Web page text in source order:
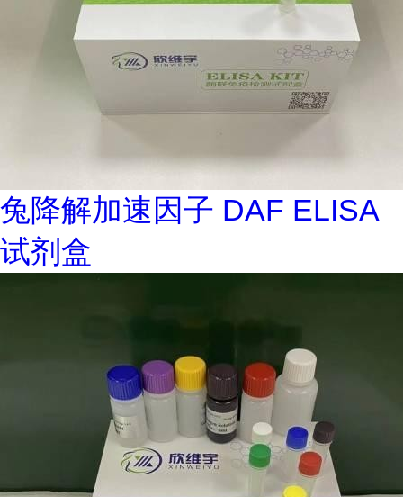
兔降解加速因子 DAF ELISA
试剂盒